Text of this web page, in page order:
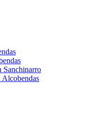
Sanchinarro
Alcobendas